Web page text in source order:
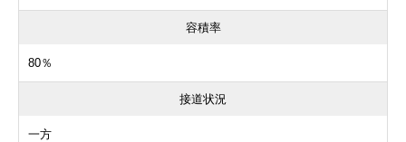
容積率
80％
接道状況
一方